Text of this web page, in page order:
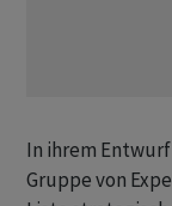
In ihrem
Gruppe von